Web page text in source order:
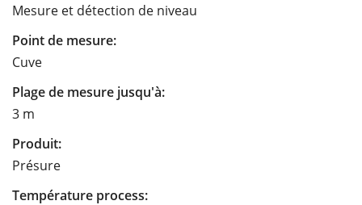
Mesure et détection de niveau
Point de mesure:
Cuve
Plage de mesure jusqu'à:
3 m
Produit:
Présure
Température process: